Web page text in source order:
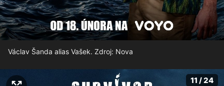
Václav Šanda alias Vašek. Zdroj: Nova
11 / 24